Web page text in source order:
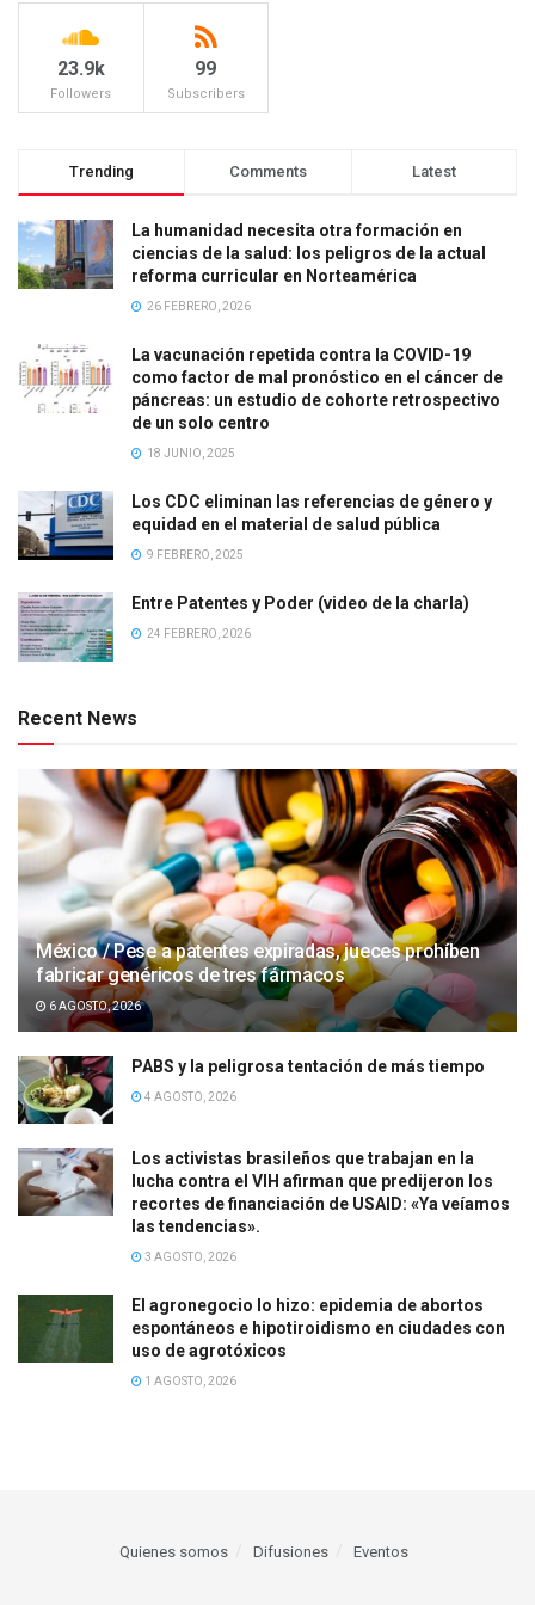
23.9k
Followers
99
Subscribers
Trending Comments Latest
La humanidad necesita otra formación en
ciencias de la salud: los peligros de la actual
reforma curricular en Norteamérica
26 FEBRERO, 2026
La vacunación repetida contra la COVID-19
como factor de mal pronóstico en el cáncer de
páncreas: un estudio de cohorte retrospectivo
de un solo centro
18 JUNIO, 2025
Los CDC eliminan las referencias de género y
equidad en el material de salud pública
9 FEBRERO, 2025
Entre Patentes y Poder (video de la charla)
24 FEBRERO, 2026
Recent News
México / Pese a patentes expiradas, jueces prohíben
fabricar genéricos de tres fármacos
6 AGOSTO, 2026
PABS y la peligrosa tentación de más tiempo
4 AGOSTO, 2026
Los activistas brasileños que trabajan en la
lucha contra el VIH afirman que predijeron los
recortes de financiación de USAID: «Ya veíamos
las tendencias».
3 AGOSTO, 2026
El agronegocio lo hizo: epidemia de abortos
espontáneos e hipotiroidismo en ciudades con
uso de agrotóxicos
1 AGOSTO, 2026
Quienes somos Difusiones Eventos